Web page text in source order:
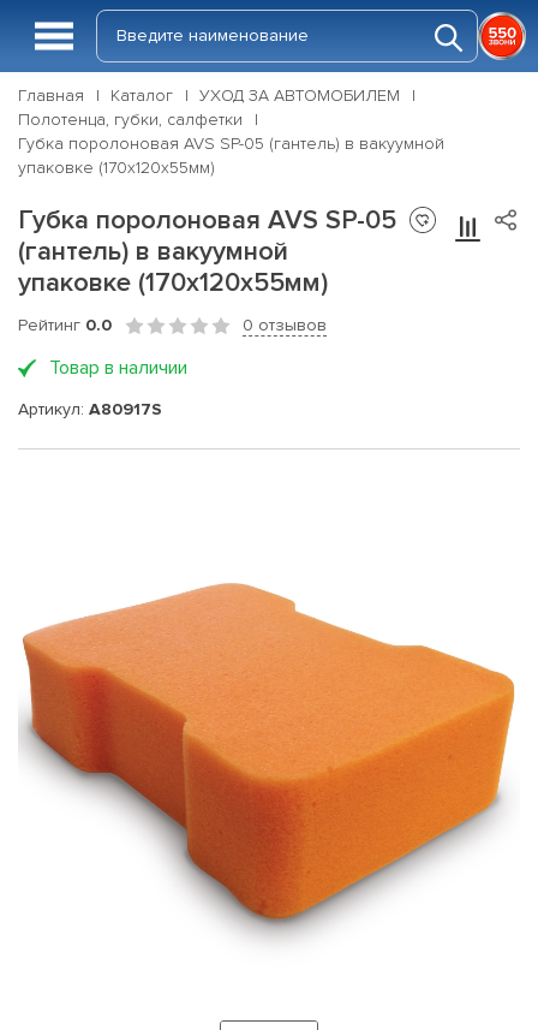
Главная Каталог
УХОД ЗА АВТОМОБИЛЕМ
Полотенца, губки, салфетки
Губка поролоновая AVS SP-05 (гантель) в вакуумной
упаковке (170х120x55мм)
Губка поролоновая AVS SP-05
(гантель) в вакуумной
упаковке (170х120x55мм)
Рейтинг 0.0 0 отзывов
Товар в наличии
Артикул: A80917S